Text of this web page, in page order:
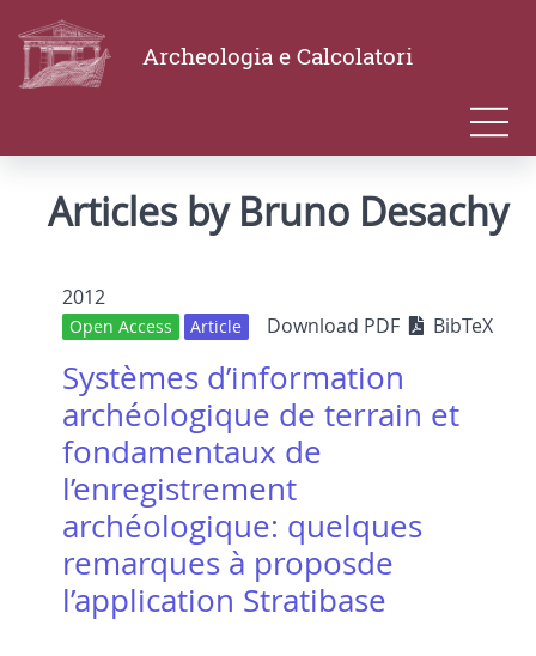
Archeologia e Calcolatori
Articles by Bruno Desachy
2012
Open Access Article Download PDF BibTeX
Systèmes d’information
archéologique de terrain et
fondamentaux de
l’enregistrement
archéologique: quelques
remarques à proposde
l’application Stratibase